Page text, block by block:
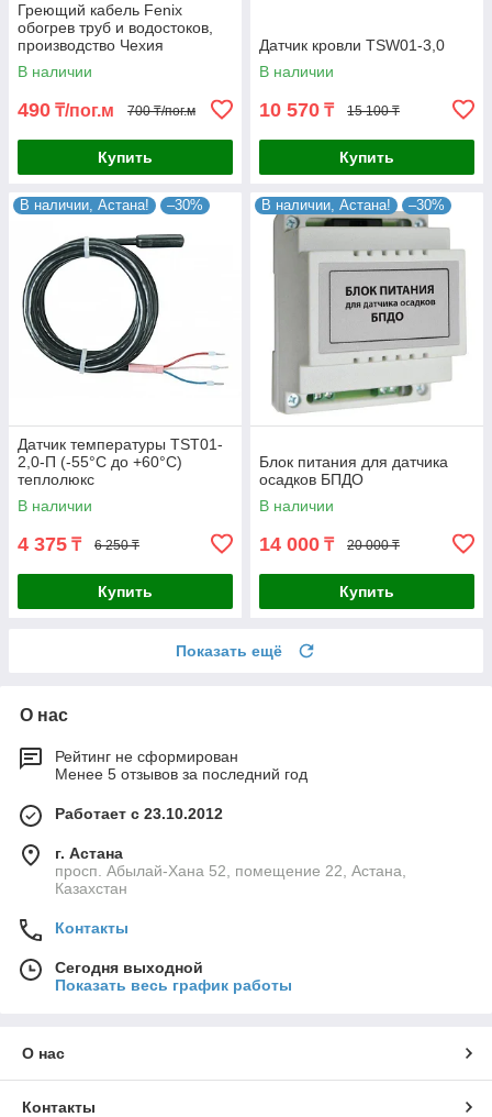
Греющий кабель Fenix
обогрев труб и водостоков,
производство Чехия
В наличии
490 ₸/пог.м 700 ₸/пог.м
Купить
Датчик кровли TSW01-3,0
В наличии
10 570 ₸ 15 100 ₸
Купить
В наличии, Астана! –30%
Датчик температуры TST01-
2,0-П (-55°С до +60°С)
теплолюкс
В наличии
4 375 ₸ 6 250 ₸
Купить
В наличии, Астана! –30%
Блок питания для датчика
осадков БПДО
В наличии
14 000 ₸ 20 000 ₸
Купить
Показать ещё
О нас
Рейтинг не сформирован
Менее 5 отзывов за последний год
Работает с 23.10.2012
г. Астана
просп. Абылай-Хана 52, помещение 22, Астана,
Казахстан
Контакты
Сегодня выходной
Показать весь график работы
О нас
Контакты